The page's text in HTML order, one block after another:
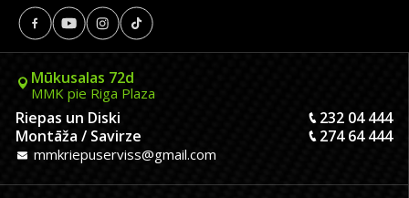
Mūkusalas 72d
MMK pie Riga Plaza
Riepas un Diski
232 04 444
Montāža / Savirze
274 64 444
mmkriepuserviss@gmail.com